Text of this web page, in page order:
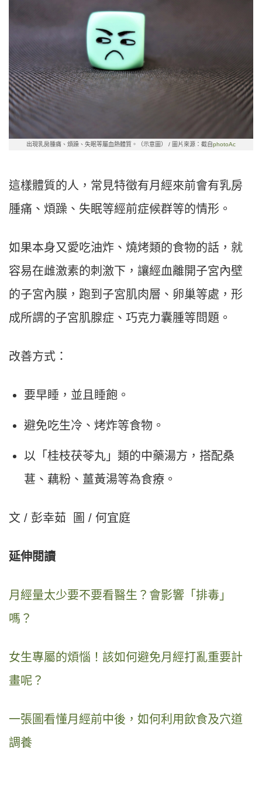
出現乳房腫痛、煩躁、失眠等屬血熱體質。（示意圖） / 圖片來源：截自photoAc
這樣體質的人，常見特徵有月經來前會有乳房
腫痛、煩躁、失眠等經前症候群等的情形。
如果本身又愛吃油炸、燒烤類的食物的話，就
容易在雌激素的刺激下，讓經血離開子宮內壁
的子宮內膜，跑到子宮肌肉層、卵巢等處，形
成所謂的子宮肌腺症、巧克力囊腫等問題。
改善方式：
要早睡，並且睡飽。
避免吃生冷、烤炸等食物。
以「桂枝茯苓丸」類的中藥湯方，搭配桑
葚、藕粉、薑黃湯等為食療。
文 / 彭幸茹 圖 / 何宜庭
延伸閱讀
月經量太少要不要看醫生？會影響「排毒」
嗎？
女生專屬的煩惱！該如何避免月經打亂重要計
畫呢？
一張圖看懂月經前中後，如何利用飲食及穴道
調養